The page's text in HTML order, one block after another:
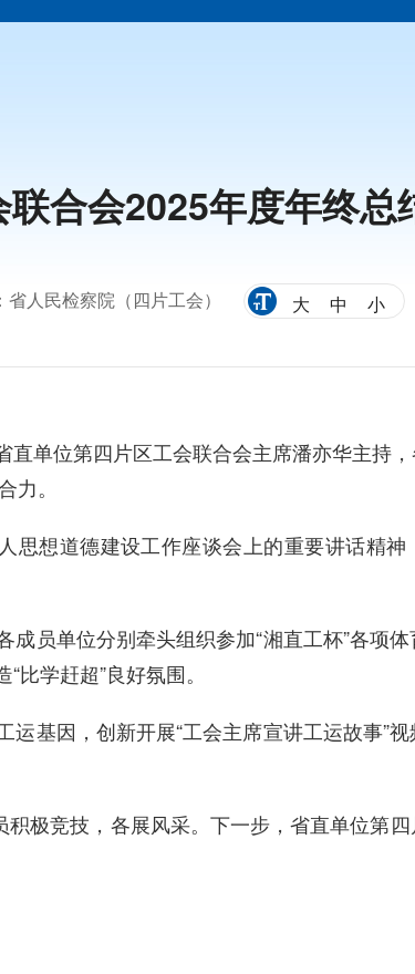
合会2025年度年终总
省人民检察院（四片工会） 大 中 小
单位第四片区工会联合会主席潘亦华主持
。
思想道德建设工作座谈会上的重要讲话精神
员单位分别牵头组织参加“湘直工杯”各项
学赶超”良好氛围。
基因，创新开展“工会主席宣讲工运故事”
极竞技，各展风采。下一步，省直单位第